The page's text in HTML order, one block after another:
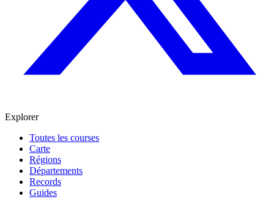
Explorer
Toutes les courses
Carte
Régions
Départements
Records
Guides